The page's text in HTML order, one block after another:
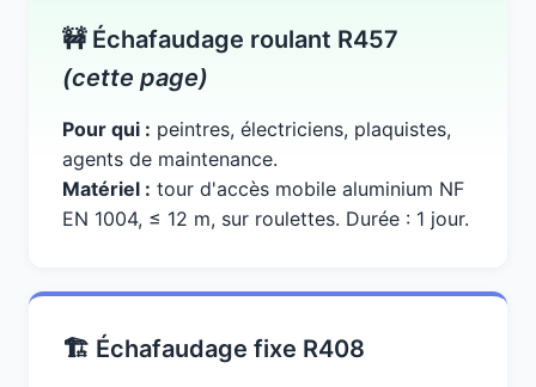
🚧 Échafaudage roulant R457
(cette page)
Pour qui : peintres, électriciens, plaquistes,
agents de maintenance.
Matériel : tour d'accès mobile aluminium NF
EN 1004, ≤ 12 m, sur roulettes. Durée : 1 jour.
🏗️ Échafaudage fixe R408